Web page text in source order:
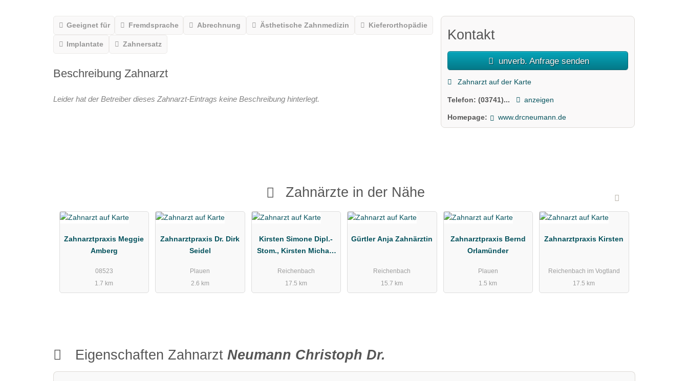
Geeignet für Fremdsprache Abrechnung Ästhetische Zahnmedizin Kieferorthopädie
Implantate Zahnersatz
Beschreibung Zahnarzt
Leider hat der Betreiber dieses Zahnarzt-Eintrags keine Beschreibung hinterlegt.
Kontakt
unverb. Anfrage senden
Zahnarzt auf der Karte
Telefon:(03741)... anzeigen
Homepage: www.drcneumann.de
Zahnärzte in der Nähe
Zahnarztpraxis Meggie
Amberg
08523
1.7 km
Zahnarztpraxis Dr. Dirk
Seidel
Plauen
2.6 km
Kirsten Simone Dipl.-
Stom., Kirsten Michael
Reichenbach
17.5 km
Gürtler Anja Zahnärztin
Reichenbach
15.7 km
Zahnarztpraxis Bernd
Orlamünder
Plauen
1.5 km
Zahnarztpraxis Kirsten
Reichenbach im Vogtland
17.5 km
Eigenschaften ZahnarztNeumann Christoph Dr.